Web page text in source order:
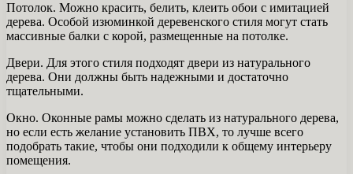
Потолок. Можно красить, белить, клеить обои с имитацией
дерева. Особой изюминкой деревенского стиля могут стать
массивные балки с корой, размещенные на потолке.
Двери. Для этого стиля подходят двери из натурального
дерева. Они должны быть надежными и достаточно
тщательными.
Окно. Оконные рамы можно сделать из натурального дерева,
но если есть желание установить ПВХ, то лучше всего
подобрать такие, чтобы они подходили к общему интерьеру
помещения.